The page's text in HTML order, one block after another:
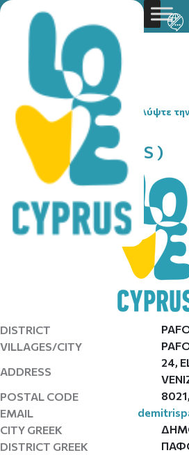
You are here:Home» Ανακαλύψτε
» CENTRALE ( PAFOS )
CENTRALE ( PAFOS )
DISTRICT
VILLAGES/CITY
ADDRESS
24,
POSTAL CODE
EMAIL
CITY GREEK
DISTRICT GREEK